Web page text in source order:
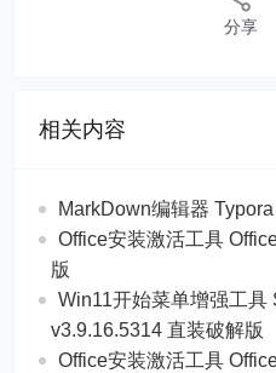
分享
相关内容
MarkDown编辑器
Office安装激活工具
版
Win11开始菜单增强工具
v3.9.16.5314 直装破解版
Office安装激活工具